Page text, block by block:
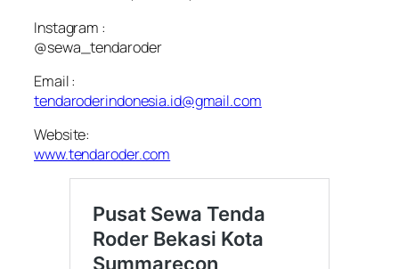
Instagram :
@sewa_tendaroder
Email :
tendaroderindonesia.id@gmail.com
Website:
www.tendaroder.com